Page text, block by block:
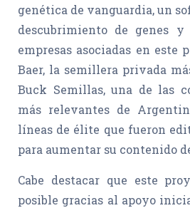
genética de vanguardia, un
descubrimiento de genes y
empresas asociadas en este
Baer, la semillera privada
Buck Semillas, una de las
más relevantes de
líneas de élite que fueron
para aumentar su contenido
Cabe destacar que este
posible gracias al apoyo